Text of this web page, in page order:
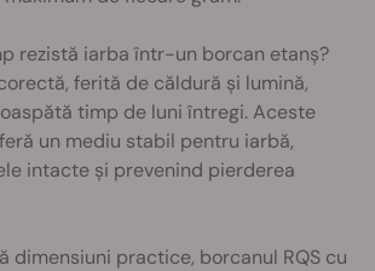
rezistă iarba într-un borcan etanș?
ferită de căldură și lumină,
timp de luni întregi. Aceste
un mediu stabil pentru iarbă,
intacte și prevenind pierderea
dimensiuni practice, borcanul RQS cu